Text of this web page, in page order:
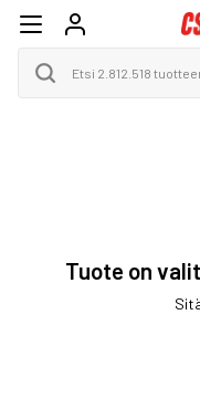
Tuote on